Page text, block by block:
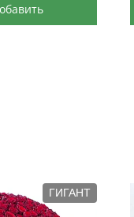
ГИГАНТ